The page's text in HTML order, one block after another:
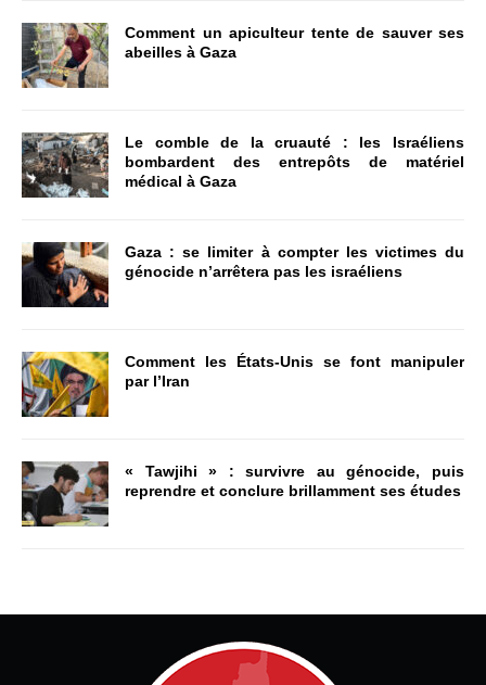
Comment un apiculteur tente de sauver ses
abeilles à Gaza
Le comble de la cruauté : les Israéliens
bombardent des entrepôts de matériel
médical à Gaza
Gaza : se limiter à compter les victimes du
génocide n’arrêtera pas les israéliens
Comment les États-Unis se font manipuler
par l’Iran
« Tawjihi » : survivre au génocide, puis
reprendre et conclure brillamment ses études